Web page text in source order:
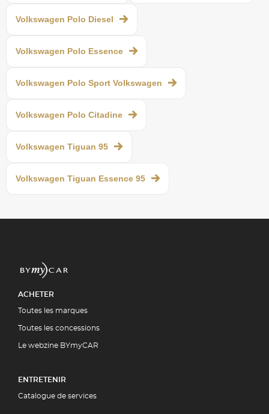
Volkswagen Polo Diesel
Volkswagen Polo Essence
Volkswagen Polo Sport Volkswagen
Volkswagen Polo Citadine
Volkswagen Tiguan 95
Volkswagen Tiguan Essence 95
ACHETER
Toutes les marques
Toutes les concessions
Le webzine BYmyCAR
ENTRETENIR
Catalogue de services